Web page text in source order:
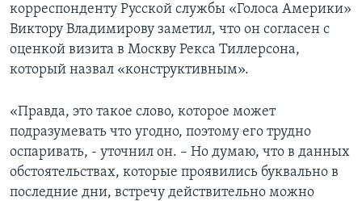
корреспонденту Русской службы «Голоса Америки»
Виктору Владимирову заметил, что он согласен с
оценкой визита в Москву Рекса Тиллерсона,
который назвал «конструктивным».
«Правда, это такое слово, которое может
подразумевать что угодно, поэтому его трудно
оспаривать, - уточнил он. – Но думаю, что в данных
обстоятельствах, которые проявились буквально в
последние дни, встречу действительно можно